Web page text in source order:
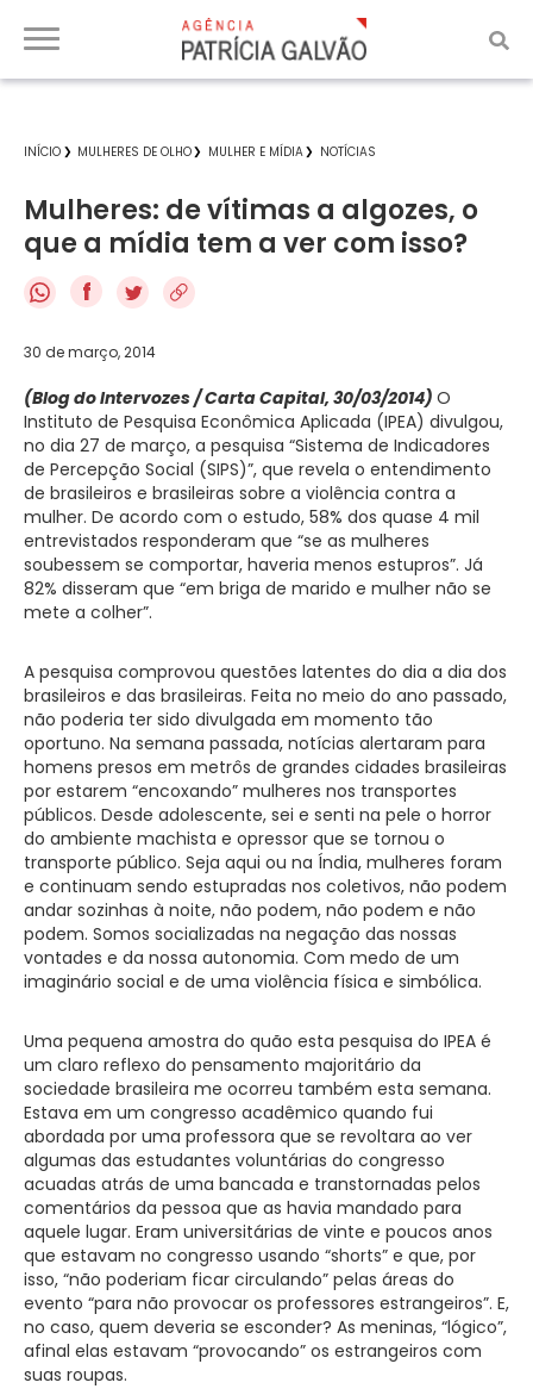
INÍCIO MULHERES DE OLHO MULHER E MÍDIA NOTÍCIAS
Mulheres: de vítimas a algozes, o
que a mídia tem a ver com isso?
f
30 de março, 2014
(Blog do Intervozes / Carta Capital, 30/03/2014) O
Instituto de Pesquisa Econômica Aplicada (IPEA) divulgou,
no dia 27 de março, a pesquisa “Sistema de Indicadores
de Percepção Social (SIPS)”, que revela o entendimento
de brasileiros e brasileiras sobre a violência contra a
mulher. De acordo com o estudo, 58% dos quase 4 mil
entrevistados responderam que “se as mulheres
soubessem se comportar, haveria menos estupros”. Já
82% disseram que “em briga de marido e mulher não se
mete a colher”.
A pesquisa comprovou questões latentes do dia a dia dos
brasileiros e das brasileiras. Feita no meio do ano passado,
não poderia ter sido divulgada em momento tão
oportuno. Na semana passada, notícias alertaram para
homens presos em metrôs de grandes cidades brasileiras
por estarem “encoxando” mulheres nos transportes
públicos. Desde adolescente, sei e senti na pele o horror
do ambiente machista e opressor que se tornou o
transporte público. Seja aqui ou na Índia, mulheres foram
e continuam sendo estupradas nos coletivos, não podem
andar sozinhas à noite, não podem, não podem e não
podem. Somos socializadas na negação das nossas
vontades e da nossa autonomia. Com medo de um
imaginário social e de uma violência física e simbólica.
Uma pequena amostra do quão esta pesquisa do IPEA é
um claro reflexo do pensamento majoritário da
sociedade brasileira me ocorreu também esta semana.
Estava em um congresso acadêmico quando fui
abordada por uma professora que se revoltara ao ver
algumas das estudantes voluntárias do congresso
acuadas atrás de uma bancada e transtornadas pelos
comentários da pessoa que as havia mandado para
aquele lugar. Eram universitárias de vinte e poucos anos
que estavam no congresso usando “shorts” e que, por
isso, “não poderiam ficar circulando” pelas áreas do
evento “para não provocar os professores estrangeiros”. E,
no caso, quem deveria se esconder? As meninas, “lógico”,
afinal elas estavam “provocando” os estrangeiros com
suas roupas.